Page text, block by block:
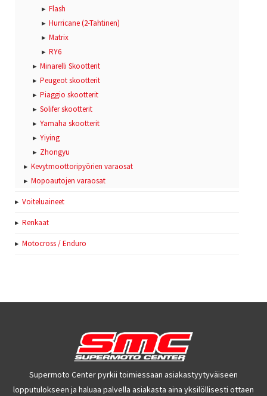
Flash
Hurricane (2-Tahtinen)
Matrix
RY6
Minarelli Skootterit
Peugeot skootterit
Piaggio skootterit
Solifer skootterit
Yamaha skootterit
Yiying
Zhongyu
Kevytmoottoripyörien varaosat
Mopoautojen varaosat
Voiteluaineet
Renkaat
Motocross / Enduro
Supermoto Center pyrkii toimiessaan asiakastyytyväiseen
lopputulokseen ja haluaa palvella asiakasta aina yksilöllisesti ottaen